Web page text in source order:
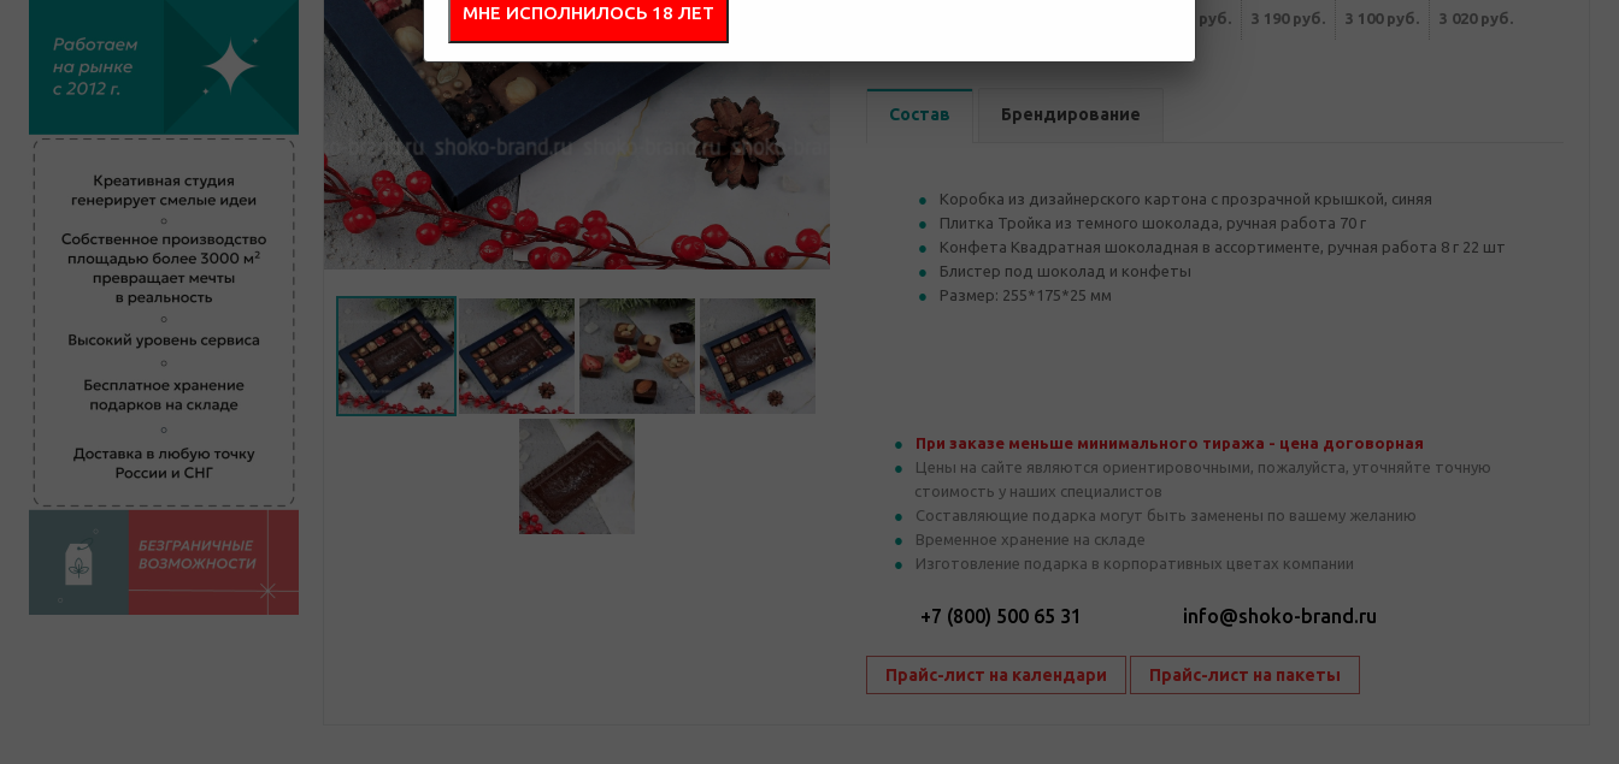
3 280 руб. 3 190 руб. 3 100 руб. 3 020 руб.
Состав Брендирование
Коробка из дизайнерского картона с прозрачной крышкой, синяя
Плитка Тройка из темного шоколада, ручная работа 70 г
Конфета Квадратная шоколадная в ассортименте, ручная работа 8 г 22 шт
Блистер под шоколад и конфеты
Размер: 255*175*25 мм
При заказе меньше минимального тиража - цена договорная
Цены на сайте являются ориентировочными, пожалуйста, уточняйте точную
стоимость у наших специалистов
Составляющие подарка могут быть заменены по вашему желанию
Временное хранение на складе
Изготовление подарка в корпоративных цветах компании
+7 (800) 500 65 31 info@shoko-brand.ru
Прайс-лист на календари Прайс-лист на пакеты
МНЕ ИСПОЛНИЛОСЬ 18 ЛЕТ